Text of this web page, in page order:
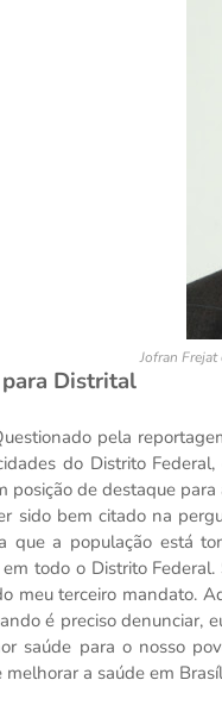
Jofran
Distrital
pela reportagem
do Distrito
posição de destaque
bem citado na
que a população está
todo o Distrito
meu terceiro mandato.
é preciso denunciar,
saúde para o nosso
melhorar a saúde em